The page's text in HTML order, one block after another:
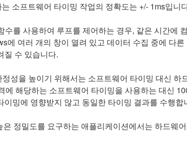
소프트웨어 타이밍 작업의 정확도는 +/- 1ms입니
를 사용하여 루프를 제어하는 경우, 같은 시간에
에 여러 개의 창이 열려 있고 데이터 수집 중에 다
질 수 있습니다.
성을 높이기 위해서는 소프트웨어 타이밍 대신
에 해당하는 소프트웨어 타이밍을 사용하는 대신
밍에 영향받지 않고 동일한 타이밍 결과를 수행합
정밀도를 요구하는 애플리케이션에서는 하드웨